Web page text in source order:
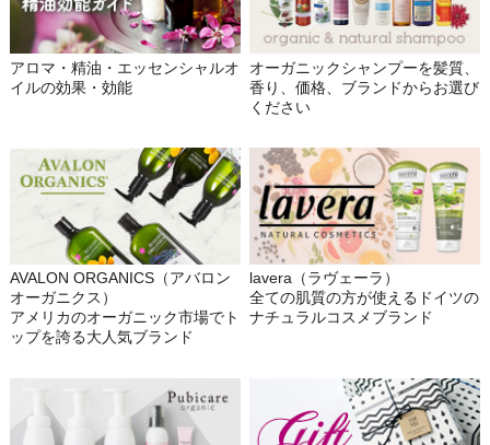
アロマ・精油・エッセンシャルオ
イルの効果・効能
オーガニックシャンプーを髪質、
香り、価格、ブランドからお選び
ください
AVALON ORGANICS（アバロン
オーガニクス）
アメリカのオーガニック市場でト
ップを誇る大人気ブランド
lavera（ラヴェーラ）
全ての肌質の方が使えるドイツの
ナチュラルコスメブランド